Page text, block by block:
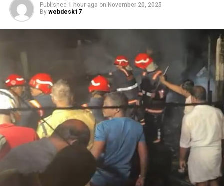
Published 1 hour ago on November 20, 2025
By webdesk17